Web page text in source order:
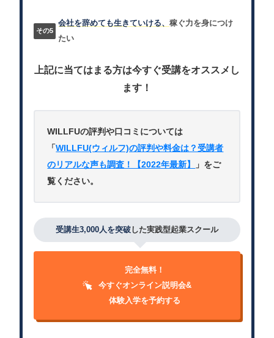
会社を辞めても生きていける、稼ぐ力を身につけ
たい
上記に当てはまる方は今すぐ受講をオススメし
ます！
WILLFUの評判や口コミについては
「WILLFU(ウィルフ)の評判や料金は？受講者
のリアルな声も調査！【2022年最新】
」をご
覧ください。
受講生3,000人を突破 した実践型起業スクール
完全無料！
今すぐオンライン説明会&
体験入学を予約する